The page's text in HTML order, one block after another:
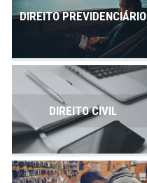
DIREITO PREVIDENCIÁRIO
DIREITO CIVIL